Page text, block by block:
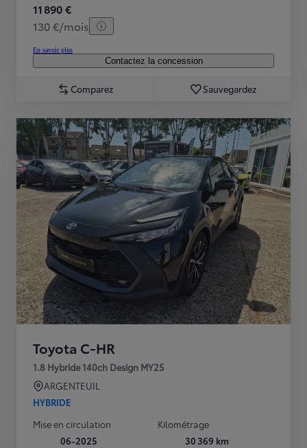
11 890 €
130 €/mois
En savoir plus
Contactez la concession
Comparez Sauvegardez
Toyota C-HR
1.8 Hybride 140ch Design MY25
ARGENTEUIL
HYBRIDE
Mise en circulation
06-2025
Kilométrage
30 369 km